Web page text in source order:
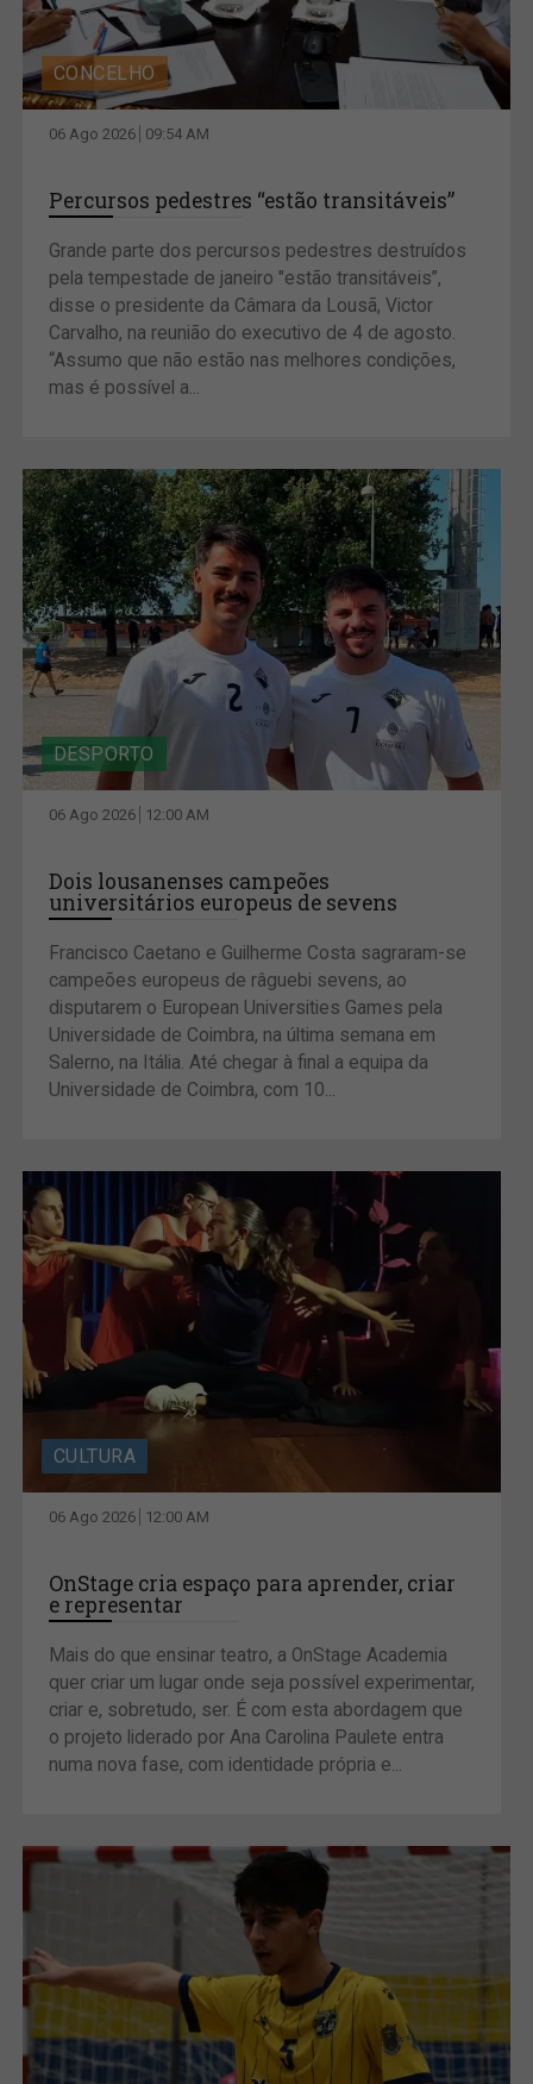
CONCELHO
06 Ago 2026 09:54 AM
Percursos pedestres “estão transitáveis”
Grande parte dos percursos pedestres destruídos
pela tempestade de janeiro "estão transitáveis”,
disse o presidente da Câmara da Lousã, Victor
Carvalho, na reunião do executivo de 4 de agosto.
“Assumo que não estão nas melhores condições,
mas é possível a...
DESPORTO
06 Ago 2026 12:00 AM
Dois lousanenses campeões
universitários europeus de sevens
Francisco Caetano e Guilherme Costa sagraram-se
campeões europeus de râguebi sevens, ao
disputarem o European Universities Games pela
Universidade de Coimbra, na última semana em
Salerno, na Itália. Até chegar à final a equipa da
Universidade de Coimbra, com 10...
CULTURA
06 Ago 2026 12:00 AM
OnStage cria espaço para aprender, criar
e representar
Mais do que ensinar teatro, a OnStage Academia
quer criar um lugar onde seja possível experimentar,
criar e, sobretudo, ser. É com esta abordagem que
o projeto liderado por Ana Carolina Paulete entra
numa nova fase, com identidade própria e...